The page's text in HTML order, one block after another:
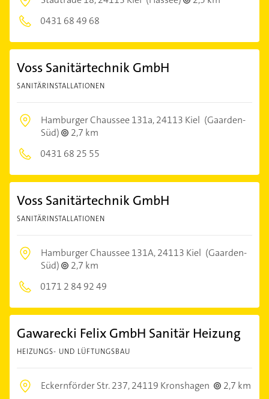
0431 68 49 68
Voss Sanitärtechnik GmbH
SANITÄRINSTALLATIONEN
Hamburger Chaussee 131a,24113 Kiel (Gaarden-
Süd)
2,7 km
0431 68 25 55
Voss Sanitärtechnik GmbH
SANITÄRINSTALLATIONEN
Hamburger Chaussee 131A,24113 Kiel (Gaarden-
Süd)
2,7 km
0171 2 84 92 49
Gawarecki Felix GmbH Sanitär Heizung
HEIZUNGS- UND LÜFTUNGSBAU
Eckernförder Str. 237,24119 Kronshagen
2,7 km